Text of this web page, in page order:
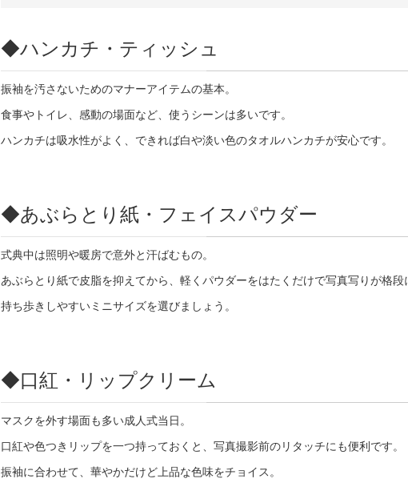
◆ハンカチ・ティッシュ
振袖を汚さないためのマナーアイテムの基本。
食事やトイレ、感動の場面など、使うシーンは多いです。
ハンカチは吸水性がよく、できれば白や淡い色のタオルハンカチが安心です。
◆あぶらとり紙・フェイスパウダー
式典中は照明や暖房で意外と汗ばむもの。
あぶらとり紙で皮脂を抑えてから、軽くパウダーをはたくだけで写真写りが格段
持ち歩きしやすいミニサイズを選びましょう。
◆口紅・リップクリーム
マスクを外す場面も多い成人式当日。
口紅や色つきリップを一つ持っておくと、写真撮影前のリタッチにも便利です。
振袖に合わせて、華やかだけど上品な色味をチョイス。